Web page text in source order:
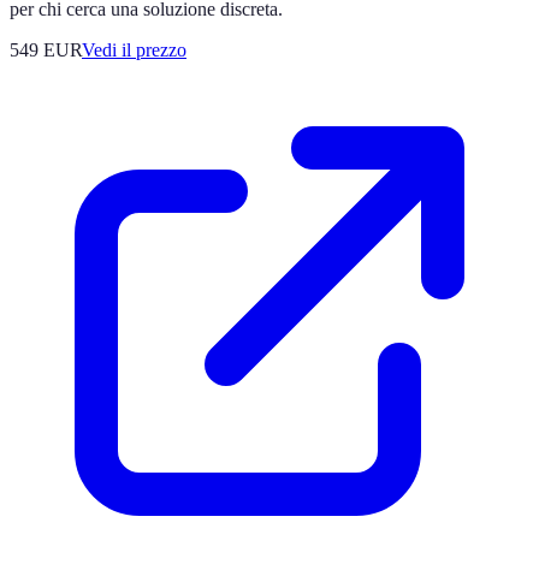
per chi cerca una soluzione discreta.
549 EURVedi il prezzo